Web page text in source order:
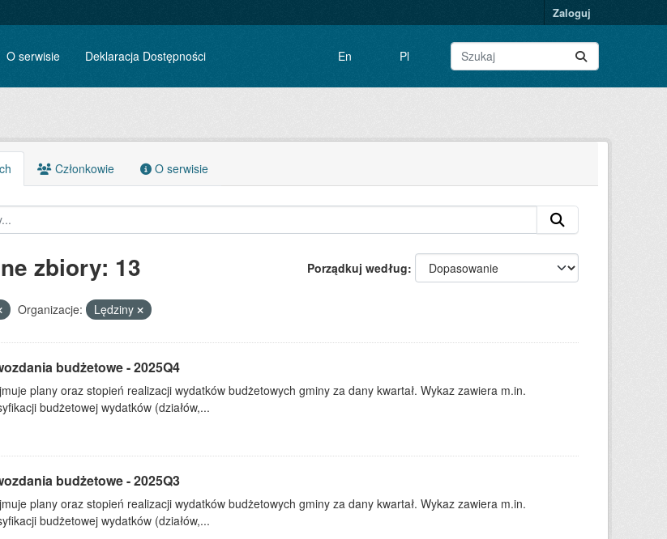
Zaloguj
O serwisie Deklaracja Dostępności En Pl
Członkowie O serwisie
Porządkuj według
zbiory: 13
Organizacje: Lędziny
budżetowe - 2025Q4
plany oraz stopień realizacji wydatków budżetowych gminy za dany kwartał. Wykaz zawiera m.in.
budżetowej wydatków (działów,...
budżetowe - 2025Q3
plany oraz stopień realizacji wydatków budżetowych gminy za dany kwartał. Wykaz zawiera m.in.
budżetowej wydatków (działów,...